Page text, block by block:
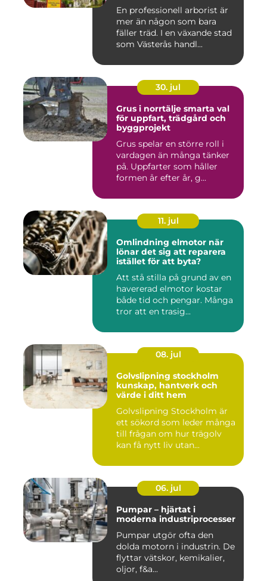
En professionell arborist är
mer än någon som bara
fäller träd. I en växande stad
som Västerås handl...
30. jul
Grus i norrtälje smarta val
för uppfart, trädgård och
byggprojekt
Grus spelar en större roll i
vardagen än många tänker
på. Uppfarter som håller
formen år efter år, g...
11. jul
Omlindning elmotor när
lönar det sig att reparera
istället för att byta?
Att stå stilla på grund av en
havererad elmotor kostar
både tid och pengar. Många
tror att en trasig...
08. jul
Golvslipning stockholm
kunskap, hantverk och
värde i ditt hem
Golvslipning Stockholm är
ett sökord som leder många
till frågan om hur trägolv
kan få nytt liv utan...
06. jul
Pumpar – hjärtat i
moderna industriprocesser
Pumpar utgör ofta den
dolda motorn i industrin. De
flyttar vätskor, kemikalier,
oljor, f&a...